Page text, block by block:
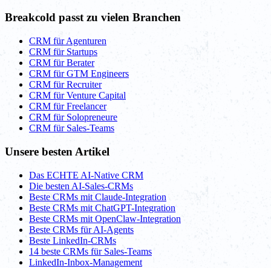
Breakcold passt zu vielen Branchen
CRM für Agenturen
CRM für Startups
CRM für Berater
CRM für GTM Engineers
CRM für Recruiter
CRM für Venture Capital
CRM für Freelancer
CRM für Solopreneure
CRM für Sales-Teams
Unsere besten Artikel
Das ECHTE AI-Native CRM
Die besten AI-Sales-CRMs
Beste CRMs mit Claude-Integration
Beste CRMs mit ChatGPT-Integration
Beste CRMs mit OpenClaw-Integration
Beste CRMs für AI-Agents
Beste LinkedIn-CRMs
14 beste CRMs für Sales-Teams
LinkedIn-Inbox-Management